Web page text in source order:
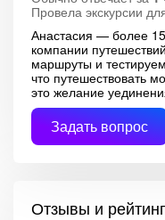
Провела экскурсии
Анастасия — более
компании
маршруты и
что путешествовать
это желание
Задать вопрос
Отзывы и рейтинг